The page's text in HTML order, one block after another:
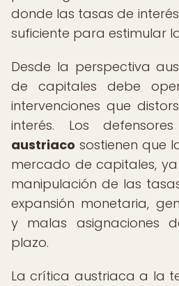
donde las tasas de
suficiente para estimular
Desde la perspectiva
de capitales debe
intervenciones que
interés. Los
austriaco sostienen que
mercado de capitales,
manipulación de las
expansión monetaria,
y malas asignaciones
plazo.
La crítica austriaca a la